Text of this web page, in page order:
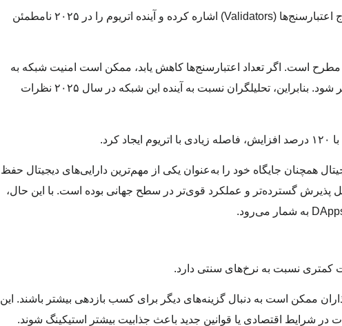
این گزارش همچنین به نبود محرک‌های کلیدی و خطرات ناشی از خروج اعتبارسنج‌ها (Validators) اشاره کرده و آینده اتریوم را در ۲۰۲۵ نامطمئن
است. اگر تعداد اعتبارسنج‌ها کاهش یابد، ممکن است امنیت شبکه به
خطر بیفتد و این می‌تواند به فشار نزولی بیشتری بر قیمت اتریوم منجر شود. بنابراین، تحلیلگران نسبت به آینده این شبکه در سال ۲۰۲۵ نظرات
همچنان جایگاه خود را به‌عنوان یکی از مهم‌ترین دارایی‌های دیجیتال حفظ
تحلیلگران معتقدند که رشد بیت‌کوین در سال ۲۰۲۴ به دلیل پذیرش گسترده‌تر و عملکرد قوی‌تر در سطح جهانی بوده است. با این حال،
ممکن است به دنبال گزینه‌های دیگر برای کسب بازدهی بیشتر باشند. این
در شرایط اقتصادی یا قوانین جدید باعث جذابیت بیشتر استیکینگ شوند.